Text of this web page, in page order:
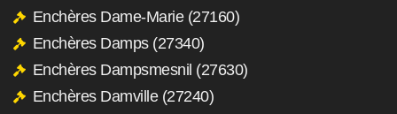
Enchères Dame-Marie (27160)
Enchères Damps (27340)
Enchères Dampsmesnil (27630)
Enchères Damville (27240)